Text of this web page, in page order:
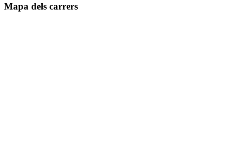
Mapa dels carrers